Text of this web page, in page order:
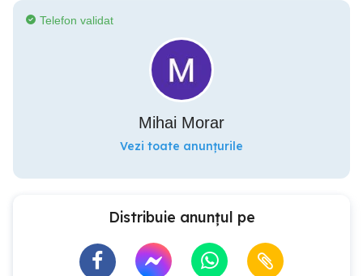
Telefon validat
Mihai Morar
Vezi toate anunțurile
Distribuie anunțul pe